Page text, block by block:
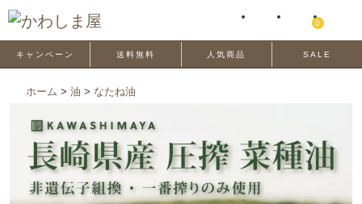
0
キャンペーン 送料無料 人気商品 SALE
ホーム > 油 > なたね油